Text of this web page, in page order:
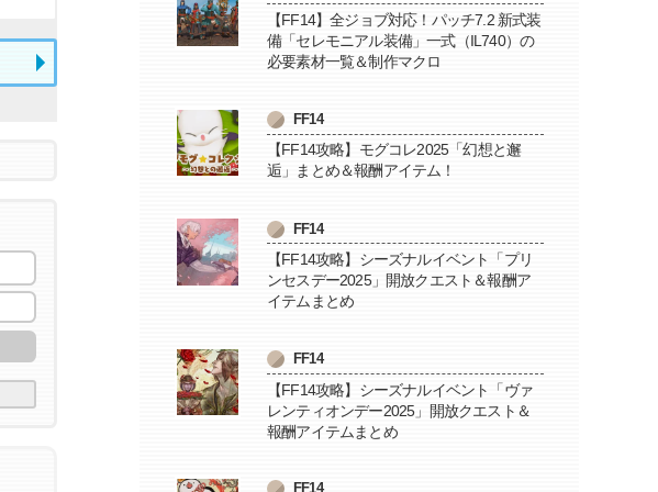
【FF14】全ジョブ対応！パッチ7.2 新式装
備「セレモニアル装備」一式（IL740）の
必要素材一覧＆制作マクロ
FF14
【FF14攻略】モグコレ2025「幻想と邂
逅」まとめ＆報酬アイテム！
FF14
【FF14攻略】シーズナルイベント「プリ
ンセスデー2025」開放クエスト＆報酬ア
イテムまとめ
FF14
【FF14攻略】シーズナルイベント「ヴァ
レンティオンデー2025」開放クエスト＆
報酬アイテムまとめ